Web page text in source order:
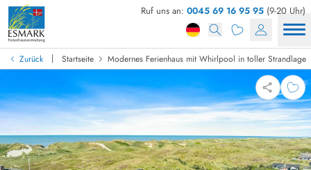
Ruf uns an: 0045 69 16 95 95 (9-20 Uhr)
Zurück | Startseite Modernes Ferienhaus mit Whirlpool in toller Strandlage